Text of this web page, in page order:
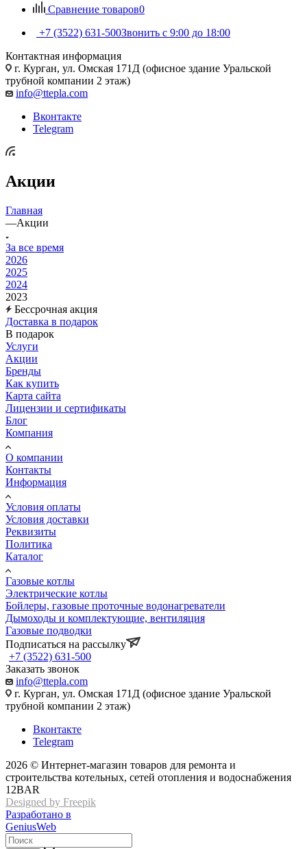
Сравнение товаров0
+7 (3522) 631-500Звонить с 9:00 до 18:00
Контактная информация
г. Курган, ул. Омская 171Д (офисное здание Уральской
трубной компании 2 этаж)
info@ttepla.com
Вконтакте
Telegram
Акции
Главная
—Акции
За все время
2026
2025
2024
2023
Бессрочная акция
Доставка в подарок
В подарок
Услуги
Акции
Бренды
Как купить
Карта сайта
Лицензии и сертификаты
Блог
Компания
О компании
Контакты
Информация
Условия оплаты
Условия доставки
Реквизиты
Политика
Каталог
Газовые котлы
Электрические котлы
Бойлеры, газовые проточные водонагреватели
Дымоходы и комплектующие, вентиляция
Газовые подводки
Подписаться на рассылку
+7 (3522) 631-500
Заказать звонок
info@ttepla.com
г. Курган, ул. Омская 171Д (офисное здание Уральской
трубной компании 2 этаж)
Вконтакте
Telegram
2026 © Интернет-магазин товаров для ремонта и
строительства котельных, сетей отопления и водоснабжения
12BAR
Designed by Freepik
Разработано в
GeniusWeb